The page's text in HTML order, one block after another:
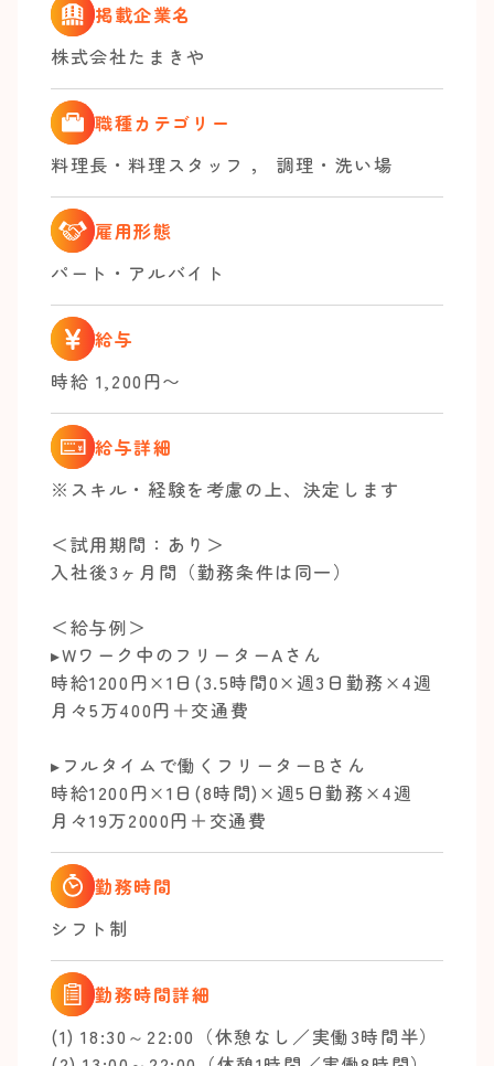
掲載企業名
株式会社たまきや
職種カテゴリー
料理長・料理スタッフ ， 調理・洗い場
雇用形態
パート・アルバイト
給与
時給 1,200円〜
給与詳細
※スキル・経験を考慮の上、決定します
＜試用期間：あり＞
入社後3ヶ月間（勤務条件は同一）
＜給与例＞
▸Wワーク中のフリーターAさん
時給1200円×1日(3.5時間0×週3日勤務×4週
月々5万400円＋交通費
▸フルタイムで働くフリーターBさん
時給1200円×1日(8時間)×週5日勤務×4週
月々19万2000円＋交通費
勤務時間
シフト制
勤務時間詳細
(1) 18:30～22:00（休憩なし／実働3時間半）